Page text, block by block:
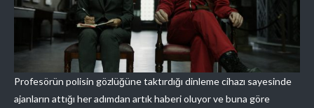
Profesörün polisin gözlüğüne taktırdığı dinleme cihazı sayesinde
ajanların attığı her adımdan artık haberi oluyor ve buna göre